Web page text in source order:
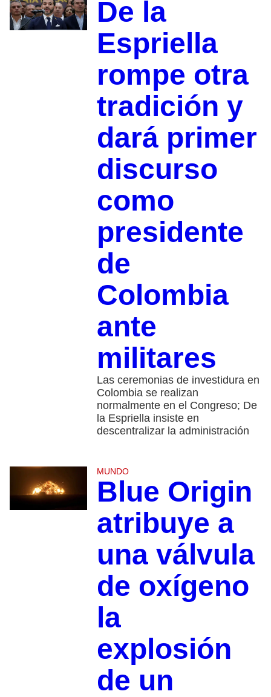
De la
Espriella
rompe otra
tradición y
dará primer
discurso
como
presidente
de
Colombia
ante
militares
Las ceremonias de investidura en
Colombia se realizan
normalmente en el Congreso; De
la Espriella insiste en
descentralizar la administración
MUNDO
Blue Origin
atribuye a
una válvula
de oxígeno
la
explosión
de un